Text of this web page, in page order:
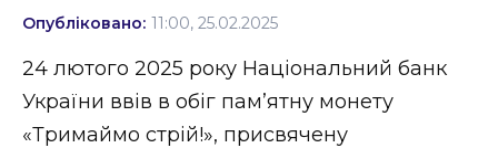
Освіта
Події
Політика
Опубліковано: 11:00, 25.02.2025
24 лютого 2025 року Національний банк
України ввів в обіг пам’ятну монету
«Тримаймо стрій!», присвячену